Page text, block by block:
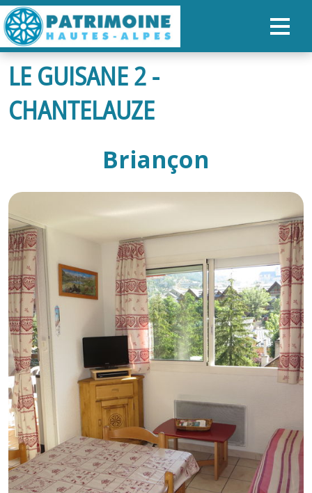
ACCUEIL
CARTE
RANDONNÉES
ORGANISER SON SÉJOUR
RECHERCHER
FR
GB
IT
LE GUISANE 2 -
CHANTELAUZE
Briançon